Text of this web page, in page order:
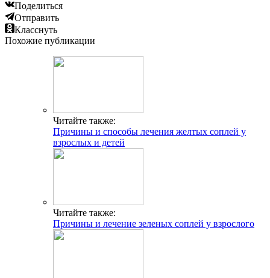
Поделиться
Отправить
Класснуть
Похожие публикации
Читайте также:
Причины и способы лечения желтых соплей у
взрослых и детей
Читайте также:
Причины и лечение зеленых соплей у взрослого